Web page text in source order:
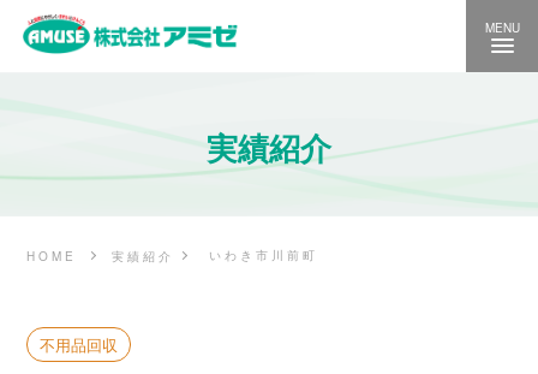
MENU
実績紹介
HOME 実績紹介 いわき市川前町
不用品回収